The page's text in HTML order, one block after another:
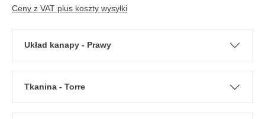
Ceny z VAT plus koszty wysyłki
Układ kanapy - Prawy
Tkanina - Torre